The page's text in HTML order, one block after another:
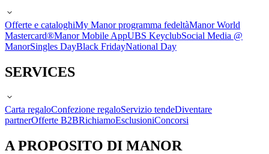
Offerte e cataloghiMy Manor programma fedeltàManor World
Mastercard®Manor Mobile AppUBS KeyclubSocial Media @
ManorSingles DayBlack FridayNational Day
SERVICES
Carta regaloConfezione regaloServizio tendeDiventare
partnerOfferte B2BRichiamoEsclusioniConcorsi
A PROPOSITO DI MANOR